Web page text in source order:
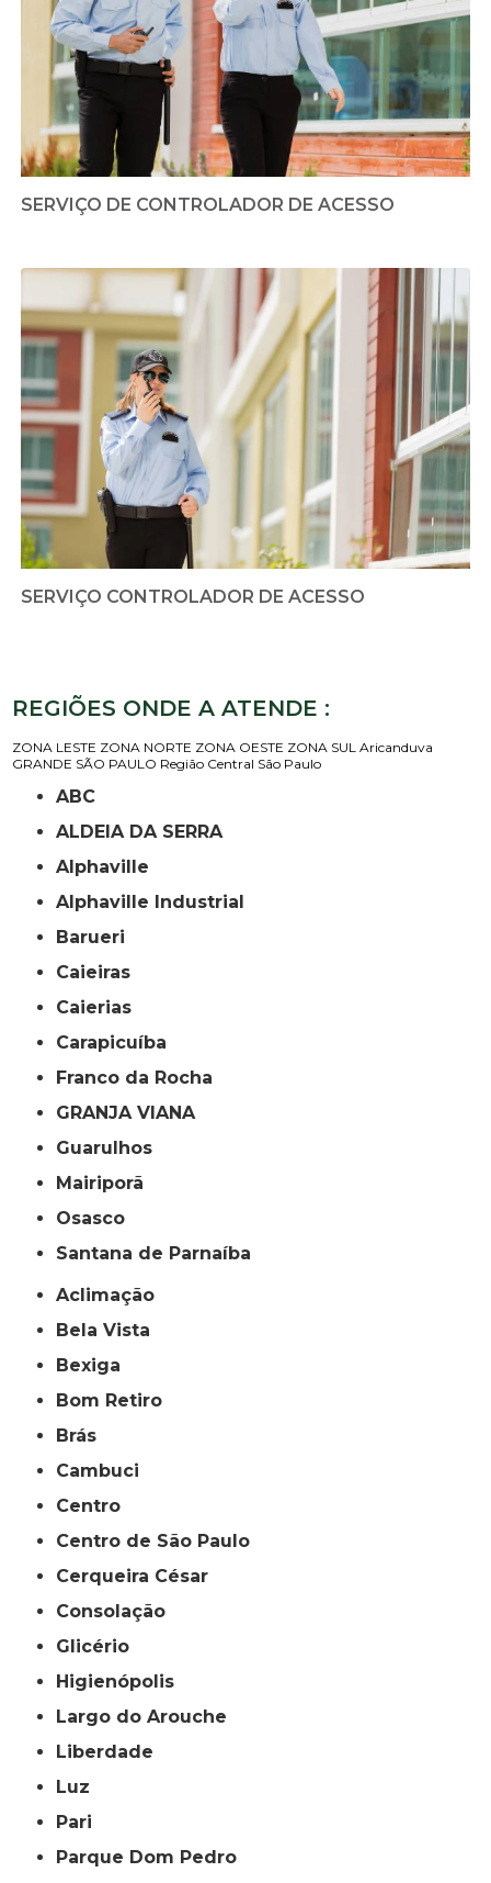
SERVIÇO DE CONTROLADOR DE ACESSO
SERVIÇO CONTROLADOR DE ACESSO
REGIÕES ONDE A ATENDE :
ZONA LESTE ZONA NORTE ZONA OESTE ZONA SUL Aricanduva
GRANDE SÃO PAULO Região Central São Paulo
ABC
ALDEIA DA SERRA
Alphaville
Alphaville Industrial
Barueri
Caieiras
Caierias
Carapicuíba
Franco da Rocha
GRANJA VIANA
Guarulhos
Mairiporã
Osasco
Santana de Parnaíba
Aclimação
Bela Vista
Bexiga
Bom Retiro
Brás
Cambuci
Centro
Centro de São Paulo
Cerqueira César
Consolação
Glicério
Higienópolis
Largo do Arouche
Liberdade
Luz
Pari
Parque Dom Pedro